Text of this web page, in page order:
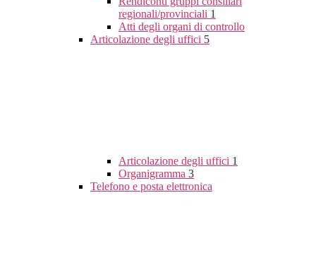
regionali/provinciali 1
Atti degli organi di controllo
Articolazione degli uffici 5
Articolazione degli uffici 1
Organigramma 3
Telefono e posta elettronica